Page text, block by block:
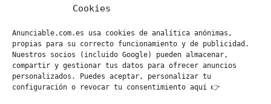
Cookies
Anunciable.com.es usa cookies de analítica anónimas,
propias para su correcto funcionamiento y de publicidad.
Nuestros socios (incluido Google) pueden almacenar,
compartir y gestionar tus datos para ofrecer anuncios
personalizados. Puedes aceptar, personalizar tu
configuración o revocar tu consentimiento aquí 👉
Asesoría declaración de la renta en Vitoria